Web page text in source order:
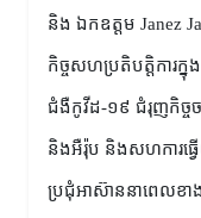
និង ឯកឧត្តម Janez
កិច្ចសហប្រតិបត្តិការក្នុ
ជំងឺកូវីដ-១៩ ជំរុញកិច្ចច
និងអឺរ៉ុប និងសហការធ្វ
ប្រជុំអាស៊ាននាពេល